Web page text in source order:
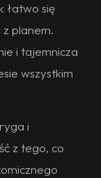
łatwo się
planem.
i tajemnicza
wszystkim
i
z tego, co